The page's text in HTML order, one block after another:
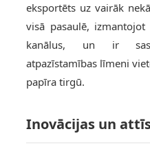
eksportēts uz vairāk
visā pasaulē,
kanālus, un ir
atpazīstamības līmeni
papīra tirgū.
Inovācijas un